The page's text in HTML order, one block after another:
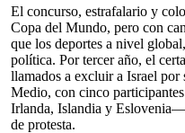
El concurso, estrafalario y
Copa del Mundo, pero con
que los deportes a nivel
política. Por tercer año, el
llamados a excluir a Israel por
Medio, con cinco
Irlanda, Islandia y Eslovenia—
de protesta.